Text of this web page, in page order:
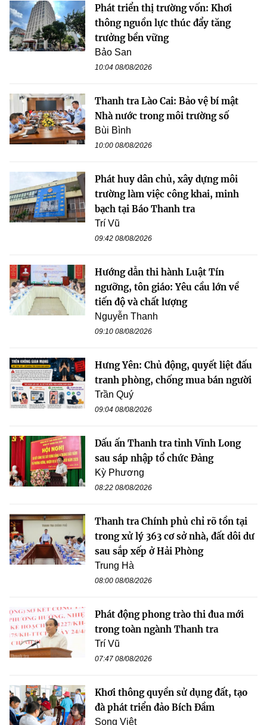
Phát triển thị trường vốn: Khơi
thông nguồn lực thúc đẩy tăng
trưởng bền vững
Bảo San
10:04 08/08/2026
Thanh tra Lào Cai: Bảo vệ bí mật
Nhà nước trong môi trường số
Bùi Bình
10:00 08/08/2026
Phát huy dân chủ, xây dựng môi
trường làm việc công khai, minh
bạch tại Báo Thanh tra
Trí Vũ
09:42 08/08/2026
Hướng dẫn thi hành Luật Tín
ngưỡng, tôn giáo: Yêu cầu lớn về
tiến độ và chất lượng
Nguyễn Thanh
09:10 08/08/2026
Hưng Yên: Chủ động, quyết liệt đấu
tranh phòng, chống mua bán người
Trần Quý
09:04 08/08/2026
Dấu ấn Thanh tra tỉnh Vĩnh Long
sau sáp nhập tổ chức Đảng
Kỳ Phương
08:22 08/08/2026
Thanh tra Chính phủ chỉ rõ tồn tại
trong xử lý 363 cơ sở nhà, đất dôi dư
sau sắp xếp ở Hải Phòng
Trung Hà
08:00 08/08/2026
Phát động phong trào thi đua mới
trong toàn ngành Thanh tra
Trí Vũ
07:47 08/08/2026
Khơi thông quyền sử dụng đất, tạo
đà phát triển đảo Bích Đầm
Song Việt